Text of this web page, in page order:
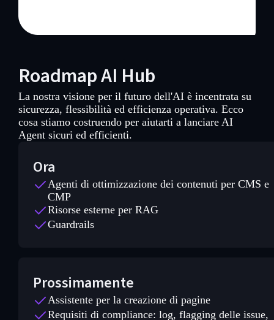
Roadmap AI Hub
La nostra visione per il futuro dell'AI è incentrata su
sicurezza, flessibilità ed efficienza operativa. Ecco
cosa stiamo costruendo per aiutarti a lanciare AI
Agent sicuri ed efficienti.
Ora
Agenti di ottimizzazione dei contenuti per CMS e
CMP
Risorse esterne per RAG
Guardrails
Prossimamente
Assistente per la creazione di pagine
Requisiti di compliance: log, flagging delle issue,